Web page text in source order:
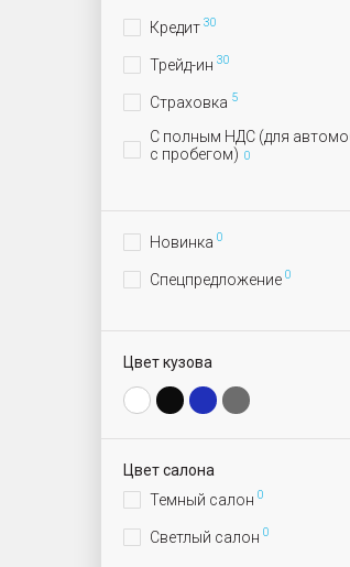
Кредит 30
Трейд-ин 30
Страховка 5
С полным НДС (для
с пробегом) 0
Новинка 0
Спецпредложение 0
Цвет кузова
Цвет салона
Темный салон 0
Светлый салон 0